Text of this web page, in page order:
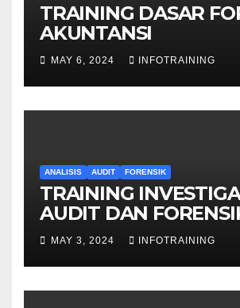
TRAINING DASAR
AKUNTANSI
MAY 6, 2024 INFOTRAINING
ANALISIS AUDIT FORENSIK
TRAINING
AUDIT DAN
KEUANGAN
MAY 3, 2024 INFOTRAINING